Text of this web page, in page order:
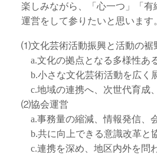
楽しみながら、「心一つ」「
運営をして参りたいと思います
⑴文化芸術活動振興と活動の裾
a.文化の拠点となる多様性あ
b.小さな文化芸術活動を広く
c.地域の連携へ、次世代育成
⑵協会運営
a.事務量の縮減、情報発信、
b.共に向上できる意識改革と
c.連携を深め、地区内外を問